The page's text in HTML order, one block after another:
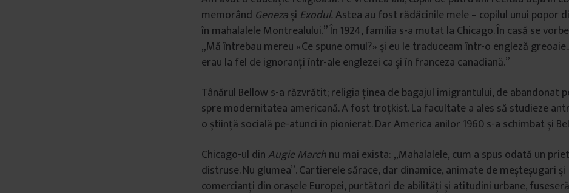
memorând Genezași Exodul.Astea au fost rădăcinile mele – copilul unui popor
în mahalalele Montrealului.” În 1924, familia s-a mutat la Chicago. În casă se
„Mă întrebau mereu «Ce spune omul?» și eu le traduceam într-o engleză
erau la fel de ignoranți într-ale englezei ca și în franceza canadiană.”
Tânărul Bellow s-a răzvrătit; religia ținea de bagajul imigrantului, de abandonat
spre modernitatea americană. A fost troțkist. La facultate a ales să studieze
o știință socială pe-atunci în pionierat. Dar America anilor 1960 s-a schimbat și
Chicago-ul dinAugie Marchnu mai exista: „Mahalalele, cum a spus odată un
distruse. Nu glumea”. Cartierele sărace, dar dinamice, animate de meșteșugari și
comercianți din orașele Europei, purtători de abilități și atitudini urbane, fuseseră